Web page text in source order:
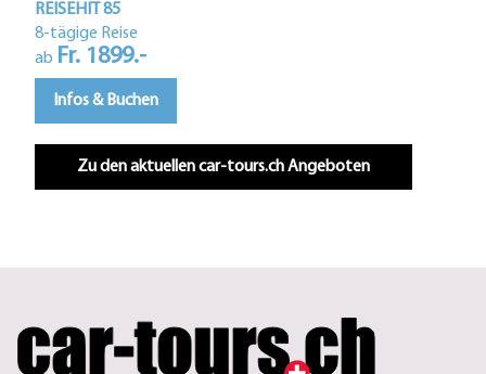
REISEHIT 85
8-tägige Reise
ab Fr. 1899.-
Infos & Buchen
Zu den aktuellen car-tours.ch Angeboten